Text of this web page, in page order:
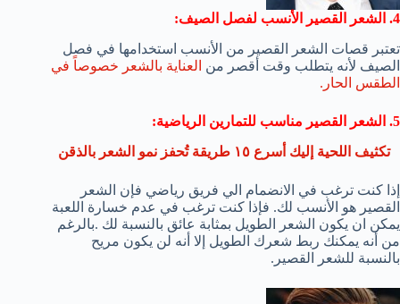
4. الشعر القصير الأنسب لفصل الصيف:
تعتبر قصات الشعر القصير من الأنسب استخدامها في فصل
الصيف لأنه يتطلب وقت أقصر من العناية بالشعر خصوصاً في
الطقس الحار.
5. الشعر القصير مناسب للتمارين الرياضية:
تكثيف اللحية إليك أسرع ١٥ طريقة تُحفز نمو الشعر بالذقن
إذا كنت ترغب في الانضمام الي فريق رياضي فإن الشعر
القصير هو الأنسب لك. فإذا كنت ترغب في عدم خسارة اللعبة
يمكن ان يكون الشعر الطويل بمثابة عائق بالنسبة لك .بالرغم
من أنه يمكنك ربط شعرك الطويل إلا أنه لن يكون مريح
بالنسبة للشعر القصير.